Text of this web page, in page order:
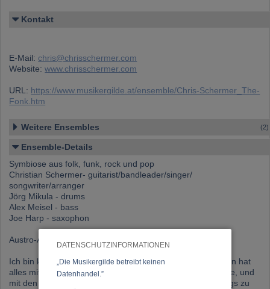
DATENSCHUTZINFORMATIONEN
„Die Musikergilde betreibt keinen
Datenhandel.”
Kontakt
E-Mail:chris@chrisschermer.com
Website:www.chrisschermer.com
URL: https://www.musikergilde.at/ensemble/Chris-Schermer_The-
Fonk.htm
Weitere Ensembles (2)
Ensemble-Details
Symbiose aus folk, funk, rock und pop
Christian Schermer- guitarist/bandleader/singer/
songwriter/arranger
Jörg Mikula - drums
Alex Meisel - bass
Joe Harp - saxophon
Austro-Australier Chris Schermer
Ich bin kein Purist was Musikrichtungen betrifft, angefangen hat
alles mit Opas Gitarre einer abgespielten Nylonstringgitarre, und
mit den ersten drei Akkorden fing ich sofort an täglich Songs zu